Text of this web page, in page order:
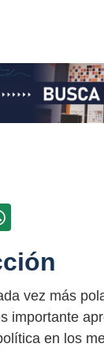
vez más
importante
en los